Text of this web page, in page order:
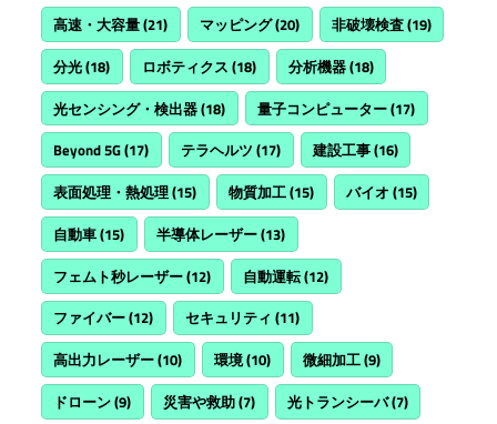
高速・大容量(21) マッピング(20) 非破壊検査(19)
分光(18) ロボティクス (18) 分析機器(18)
光センシング・検出器(18) 量子コンピューター(17)
Beyond 5G(17) テラヘルツ (17) 建設工事(16)
表面処理・熱処理(15) 物質加工(15) バイオ (15)
自動車(15) 半導体レーザー(13)
フェムト秒レーザー(12) 自動運転(12)
ファイバー(12) セキュリティ (11)
高出力レーザー(10) 環境(10) 微細加工(9)
ドローン(9) 災害や救助(7) 光トランシーバ(7)